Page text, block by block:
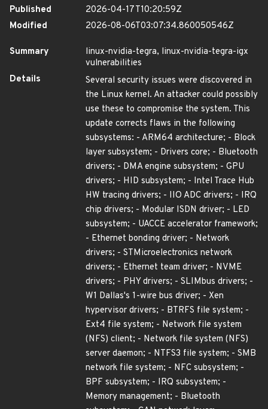
Published
2026-04-17T10:20:59Z
Modified
2026-08-06T03:07:34.860050546Z
Summary
linux-nvidia-tegra, linux-nvidia-tegra-igx
vulnerabilities
Details
Several security issues were discovered in
the Linux kernel. An attacker could possibly
use these to compromise the system. This
update corrects flaws in the following
subsystems: - ARM64 architecture; - Block
layer subsystem; - Drivers core; - Bluetooth
drivers; - DMA engine subsystem; - GPU
drivers; - HID subsystem; - Intel Trace Hub
HW tracing drivers; - IIO ADC drivers; - IRQ
chip drivers; - Modular ISDN driver; - LED
subsystem; - UACCE accelerator framework;
- Ethernet bonding driver; - Network
drivers; - STMicroelectronics network
drivers; - Ethernet team driver; - NVME
drivers; - PHY drivers; - SLIMbus drivers; -
W1 Dallas's 1-wire bus driver; - Xen
hypervisor drivers; - BTRFS file system; -
Ext4 file system; - Network file system
(NFS) client; - Network file system (NFS)
server daemon; - NTFS3 file system; - SMB
network file system; - NFC subsystem; -
BPF subsystem; - IRQ subsystem; -
Memory management; - Bluetooth